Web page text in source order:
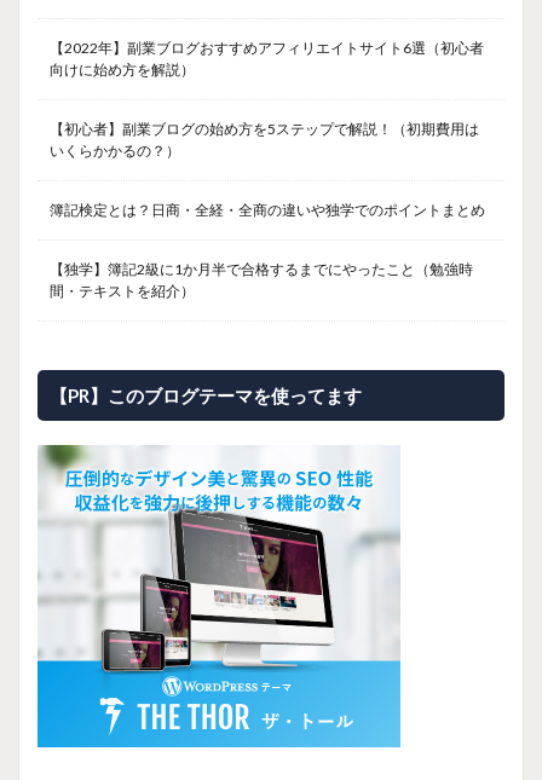
【2022年】副業ブログおすすめアフィリエイトサイト6選（初心者
向けに始め方を解説）
【初心者】副業ブログの始め方を5ステップで解説！（初期費用は
いくらかかるの？）
簿記検定とは？日商・全経・全商の違いや独学でのポイントまとめ
【独学】簿記2級に1か月半で合格するまでにやったこと（勉強時
間・テキストを紹介）
【PR】このブログテーマを使ってます